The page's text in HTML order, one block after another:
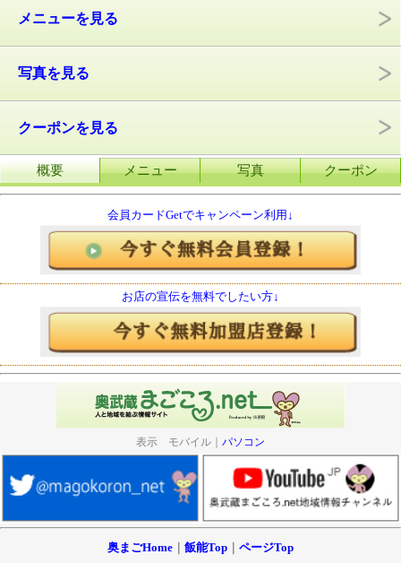
メニューを見る
写真を見る
クーポンを見る
概要 メニュー 写真 クーポン
会員カードGetでキャンペーン利用↓
お店の宣伝を無料でしたい方↓
表示 モバイル｜ パソコン
奥まごHome 飯能Top ページTop